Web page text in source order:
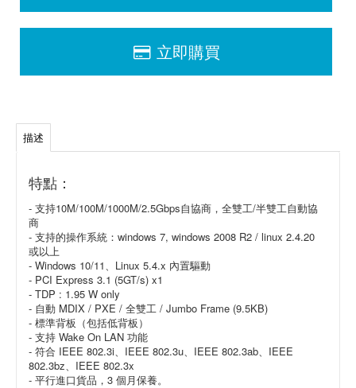
立即購買
描述
特點：
- 支持10M/100M/1000M/2.5Gbps自協商，全雙工/半雙工自動協
商
- 支持的操作系統：windows 7, windows 2008 R2 / linux 2.4.20
或以上
- Windows 10/11、Linux 5.4.x 內置驅動
- PCI Express 3.1 (5GT/s) x1
- TDP : 1.95 W only
- 自動 MDIX / PXE / 全雙工 / Jumbo Frame (9.5KB)
- 標準背板（包括低背板）
- 支持 Wake On LAN 功能
- 符合 IEEE 802.3i、IEEE 802.3u、IEEE 802.3ab、IEEE
802.3bz、IEEE 802.3x
- 平行進口貨品，3 個月保養。